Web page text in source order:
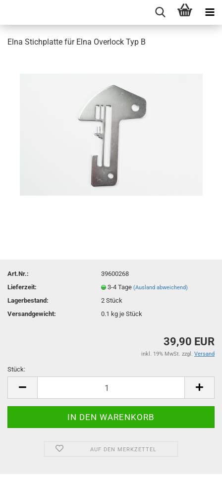
Elna Stichplatte für Elna Overlock Typ B
Art.Nr.:
39600268
Lieferzeit:
3-4 Tage(Ausland abweichend)
Lagerbestand: 2Stück
Versandgewicht:
0.1 kg je Stück
39,90 EUR
inkl. 19% MwSt. zzgl. Versand
Stück:
AUF DEN MERKZETTEL